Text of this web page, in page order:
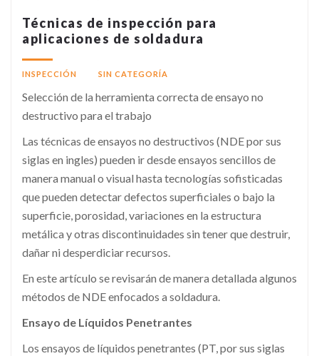
Técnicas de inspección para
aplicaciones de soldadura
INSPECCIÓN SIN CATEGORÍA
Selección de la herramienta correcta de ensayo no
destructivo para el trabajo
Las técnicas de ensayos no destructivos (NDE por sus
siglas en ingles) pueden ir desde ensayos sencillos de
manera manual o visual hasta tecnologías sofisticadas
que pueden detectar defectos superficiales o bajo la
superficie, porosidad, variaciones en la estructura
metálica y otras discontinuidades sin tener que destruir,
dañar ni desperdiciar recursos.
En este artículo se revisarán de manera detallada algunos
métodos de NDE enfocados a soldadura.
Ensayo de Líquidos Penetrantes
Los ensayos de líquidos penetrantes (PT, por sus siglas